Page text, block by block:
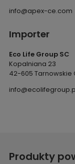
info@apex-ce.com
Importer
Eco Life Group SC
Kopalniana 23
42-605 Tarnowskie
Produkty